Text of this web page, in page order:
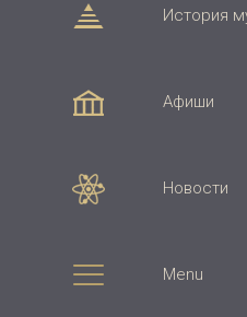
История
Афиши
Новости
Menu